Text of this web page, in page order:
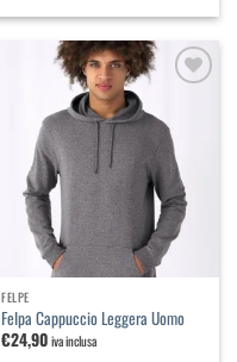
lista dei
desideri
FELPE
Felpa Cappuccio Leggera Uomo
€24,90iva inclusa